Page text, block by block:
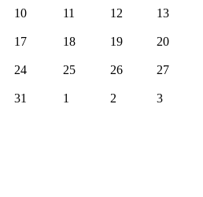
10 11 12 13
17 18 19 20
24 25 26 27
31 1 2 3